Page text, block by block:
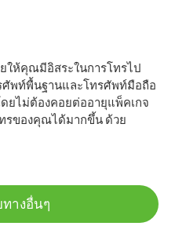
ให้คุณมีอิสระในการโทรไป
ศัพท์พื้นฐานและโทรศัพท์มือถือ
ยไม่ต้องคอยต่ออายุแพ็คเกจ
รของคุณได้มากขึ้น ด้วย
างอื่นๆ